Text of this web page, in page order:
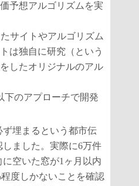
予想アルゴリズムを実
サイトやアルゴリズム
は独自に研究（という
したオリジナルのアル
下のアプローチで開発
ず埋まるという都市伝
ました。実際に6万件
空いた窓が1ヶ月以内
度しかないことを確認